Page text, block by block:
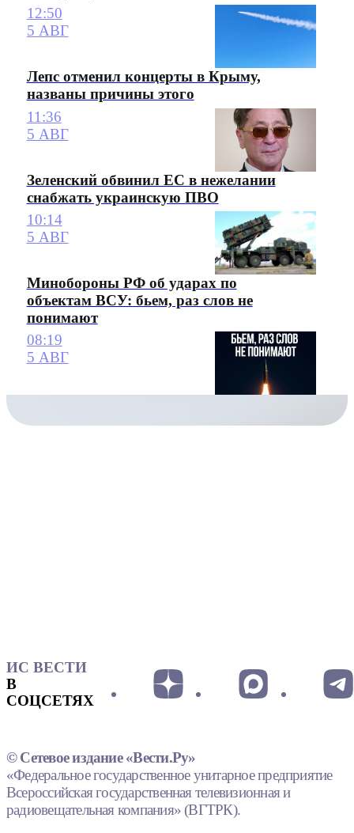
12:50
5 АВГ
Лепс отменил концерты в Крыму,
названы причины этого
11:36
5 АВГ
Зеленский обвинил ЕС в нежелании
снабжать украинскую ПВО
10:14
5 АВГ
Минобороны РФ об ударах по
объектам ВСУ: бьем, раз слов не
понимают
08:19
5 АВГ
ИС ВЕСТИ
В
СОЦСЕТЯХ
© Сетевое издание «Вести.Ру»
«Федеральное государственное унитарное предприятие
Всероссийская государственная телевизионная и
радиовещательная компания» (ВГТРК).